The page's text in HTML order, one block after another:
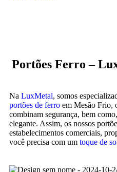
Portões Ferro –
Na LuxMetal, somos
portões de ferro em Mesão Frio,
combinam segurança, bem
elegante. Assim, os nossos
estabelecimentos comerciais,
você precisa com um toque de